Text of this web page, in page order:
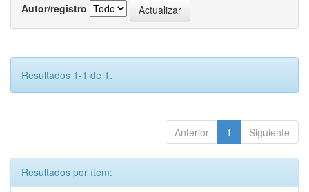
Autor/registro
Resultados 1-1 de 1.
Anterior 1 Siguiente
Resultados por ítem: